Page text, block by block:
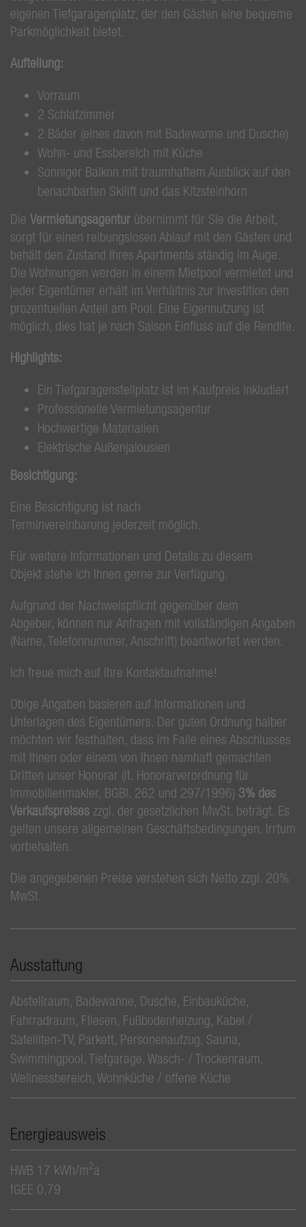
eigenen Tiefgaragenplatz, der den Gästen eine bequeme
Parkmöglichkeit bietet.
Aufteilung:
Vorraum
2 Schlafzimmer
2 Bäder (eines davon mit Badewanne und Dusche)
Wohn- und Essbereich mit Küche
Sonniger Balkon mit traumhaftem Ausblick auf den
benachbarten Skilift und das Kitzsteinhorn
Die Vermietungsagentur übernimmt für Sie die Arbeit,
sorgt für einen reibungslosen Ablauf mit den Gästen und
behält den Zustand Ihres Apartments ständig im Auge.
Die Wohnungen werden in einem Mietpool vermietet und
jeder Eigentümer erhält im Verhältnis zur Investition den
prozentuellen Anteil am Pool. Eine Eigennutzung ist
möglich, dies hat je nach Saison Einfluss auf die Rendite.
Highlights:
Ein Tiefgaragenstellplatz ist im Kaufpreis inkludiert
Professionelle Vermietungsagentur
Hochwertige Materialien
Elektrische Außenjalousien
Besichtigung:
Eine Besichtigung ist nach
Terminvereinbarung jederzeit möglich.
Für weitere Informationen und Details zu diesem
Objekt stehe ich Ihnen gerne zur Verfügung.
Aufgrund der Nachweispflicht gegenüber dem
Abgeber, können nur Anfragen mit vollständigen Angaben
(Name, Telefonnummer, Anschrift) beantwortet werden.
Ich freue mich auf Ihre Kontaktaufnahme!
Obige Angaben basieren auf Informationen und
Unterlagen des Eigentümers. Der guten Ordnung halber
möchten wir festhalten, dass im Falle eines Abschlusses
mit Ihnen oder einem von Ihnen namhaft gemachten
Dritten unser Honorar (lt. Honorarverordnung für
Immobilienmakler, BGBl. 262 und 297/1996) 3% des
Verkaufspreises zzgl. der gesetzlichen MwSt. beträgt. Es
gelten unsere allgemeinen Geschäftsbedingungen. Irrtum
vorbehalten.
Die angegebenen Preise verstehen sich Netto zzgl. 20%
MwSt.
Ausstattung
Abstellraum Badewanne Dusche Einbauküche
Fahrradraum Fliesen Fußbodenheizung Kabel /
Satelliten-TV Parkett Personenaufzug Sauna
Swimmingpool Tiefgarage Wasch- / Trockenraum
Wellnessbereich Wohnküche / offene Küche
Energieausweis
HWB 17 kWh/m2a
fGEE 0,79